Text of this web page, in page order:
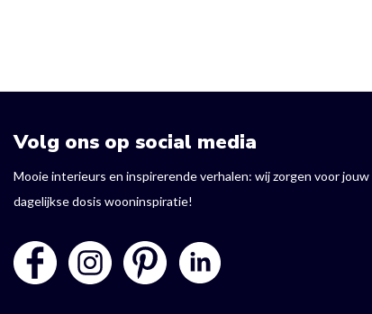
Volg ons op social media
Mooie interieurs en inspirerende verhalen: wij zorgen voor jouw
dagelijkse dosis wooninspiratie!